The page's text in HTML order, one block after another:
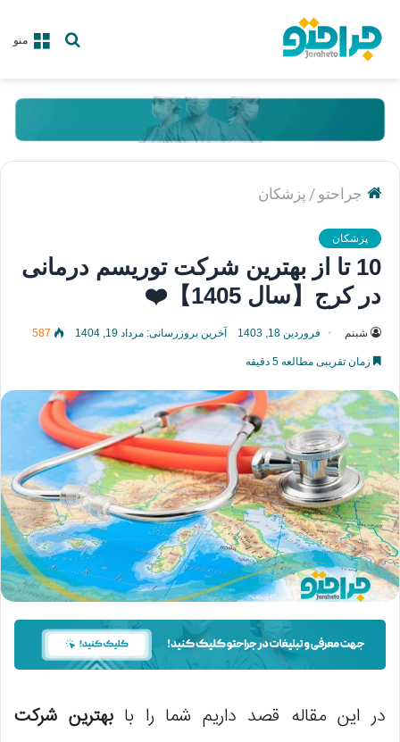
منوجستجو
جراحتو / پزشکان
پزشکان
10 تا از بهترین شرکت توریسم درمانی
در کرج【سال 1405】❤️
شبنم فروردین 18, 1403 آخرین بروزرسانی: مرداد 19, 1404 587
زمان تقریبی مطالعه 5 دقیقه
در این مقاله قصد داریم شما را بابهترین شرکت